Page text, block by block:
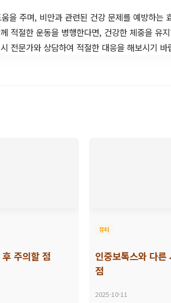
을 주며, 비만과 관련된 건강 문제를 예방하는
적절한 운동을 병행한다면, 건강한 체중을 유
전문가와 상담하여 적절한 대응을 해보시기 바
주의할 점
뷰티
인중보톡스와 다른
점
2025-10-11